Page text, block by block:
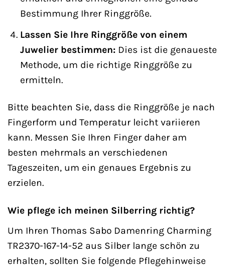
Bestimmung Ihrer Ringgröße.
Lassen Sie Ihre Ringgröße von einem
Juwelier bestimmen:Dies ist die genaueste
Methode, um die richtige Ringgröße zu
ermitteln.
Bitte beachten Sie, dass die Ringgröße je nach
Fingerform und Temperatur leicht variieren
kann. Messen Sie Ihren Finger daher am
besten mehrmals an verschiedenen
Tageszeiten, um ein genaues Ergebnis zu
erzielen.
Wie pflege ich meinen Silberring richtig?
Um Ihren Thomas Sabo Damenring Charming
TR2370-167-14-52 aus Silber lange schön zu
erhalten, sollten Sie folgende Pflegehinweise